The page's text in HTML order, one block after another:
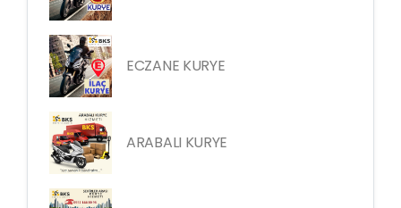
ECZANE KURYE
ARABALI KURYE